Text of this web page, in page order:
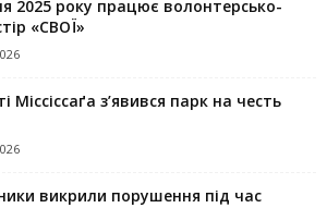
2025 року працює волонтерсько-
«СВОЇ»
Міссіссаґа з’явився парк на честь
викрили порушення під час